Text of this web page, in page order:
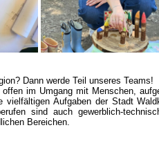
Dann werde Teil unseres Teams!
im Umgang mit Menschen,
Aufgaben der Stadt
sind auch gewerblich-
Bereichen.